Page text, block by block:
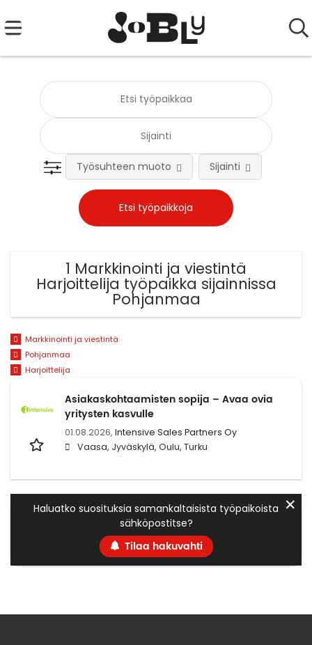
Työsuhteen muoto Sijainti
1 Markkinointi ja viestintä
Harjoittelija työpaikka sijainnissa
Pohjanmaa
Markkinointi ja viestintä
Pohjanmaa
Harjoittelija
Asiakaskohtaamisten sopija – Avaa ovia
yritysten kasvulle
01.08.2026, Intensive Sales Partners Oy
Vaasa, Jyväskylä, Oulu, Turku
Haluatko suosituksia samankaltaisista työpaikoista
sähköpostitse?
Tilaa hakuvahti
✕